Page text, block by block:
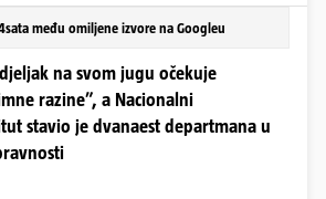
među omiljene izvore na Googleu
na svom jugu očekuje
razine”, a Nacionalni
stavio je dvanaest departmana u